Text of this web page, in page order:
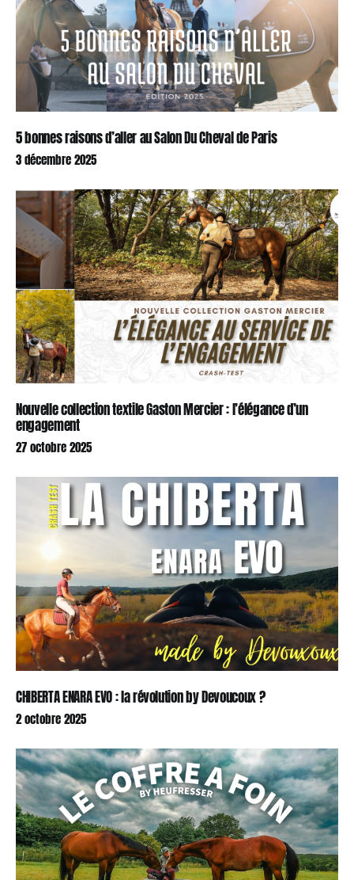
5 bonnes raisons d’aller au Salon Du Cheval de Paris
3 décembre 2025
Nouvelle collection textile Gaston Mercier : l’élégance d’un
engagement
27 octobre 2025
CHIBERTA ENARA EVO : la révolution by Devoucoux ?
2 octobre 2025